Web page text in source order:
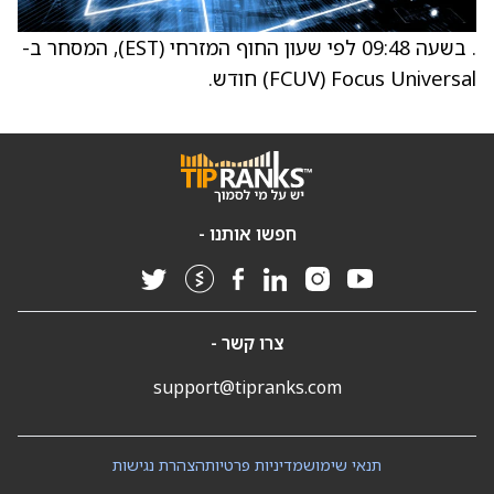
. בשעה 09:48 לפי שעון החוף המזרחי (EST), המסחר ב-
Focus Universal ‏(FCUV) חודש.
חפשו אותנו -
צרו קשר -
support@tipranks.com
הצהרת נגישותמדיניות פרטיותתנאי שימוש